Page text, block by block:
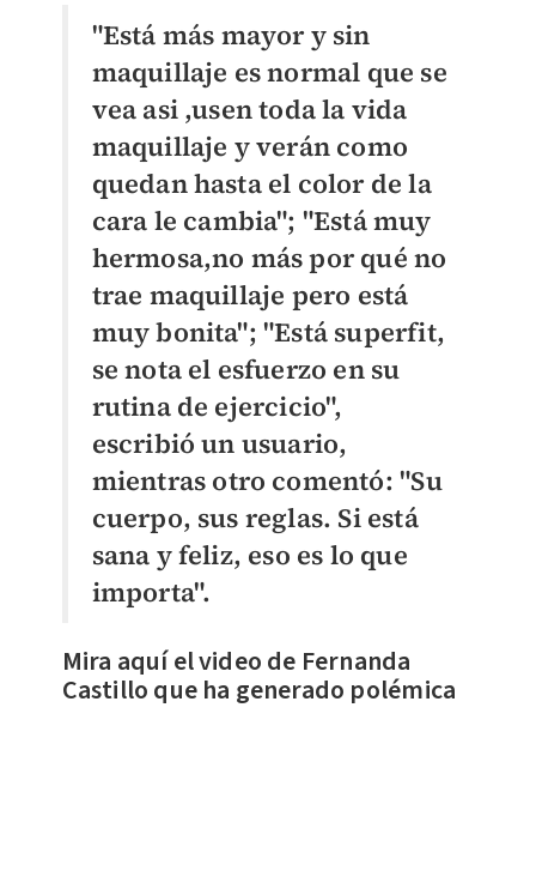
"Está más mayor y sin
maquillaje es normal que se
vea asi ,usen toda la vida
maquillaje y verán como
quedan hasta el color de la
cara le cambia"; "Está muy
hermosa,no más por qué no
trae maquillaje pero está
muy bonita"; "Está superfit,
se nota el esfuerzo en su
rutina de ejercicio",
escribió un usuario,
mientras otro comentó: "Su
cuerpo, sus reglas. Si está
sana y feliz, eso es lo que
importa".
Mira aquí el video de Fernanda
Castillo que ha generado polémica